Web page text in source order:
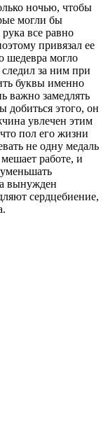
ночью, чтобы
могли бы
все равно
привязал ее
шедевра могло
за ним при
буквы именно
важно замедлять
добиться этого, он
увлечен этим
пол его жизни
не одну медаль
работе, и
вынужден
сердцебиение,